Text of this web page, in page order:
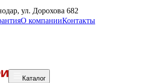
ул. Дорохова 682
О компанииКонтакты
Каталог